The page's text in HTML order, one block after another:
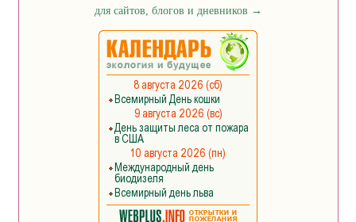
для сайтов, блогов и дневников →